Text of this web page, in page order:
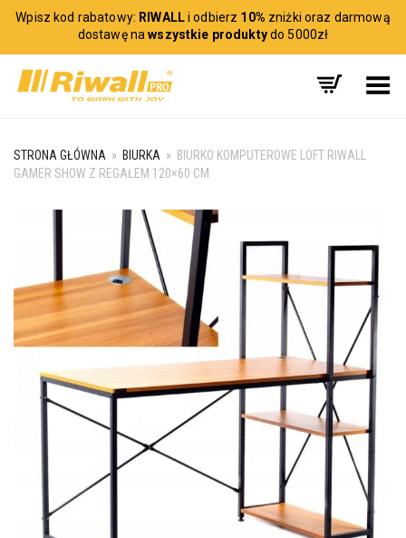
Wpisz kod rabatowy: RIWALLi odbierz 10% zniżki oraz darmową
dostawę nawszystkie produktydo 5000zł
Toggle Menu
STRONA GŁÓWNA » BIURKA » BIURKO KOMPUTEROWE LOFT RIWALL
GAMER SHOW Z REGAŁEM 120×60 CM